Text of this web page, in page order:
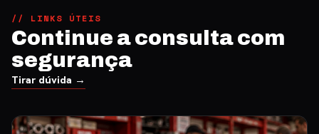
// LINKS ÚTEIS
Continue a consulta com
segurança
Tirar dúvida →